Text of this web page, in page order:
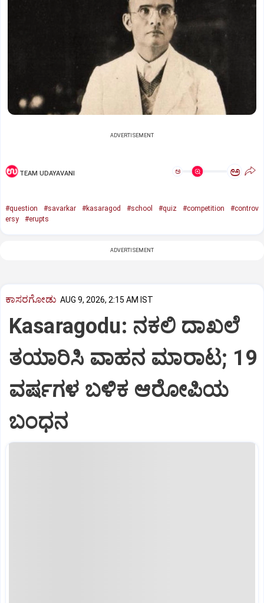
ADVERTISEMENT
TEAM UDAYAVANI ಅ ಅ
#question #savarkar #kasaragod #school #quiz #competition
#controv
ersy
#erupts
ADVERTISEMENT
ಕಾಸರಗೋಡು AUG 9, 2026, 2:15 AM IST
Kasaragodu: ನಕಲಿ ದಾಖಲೆ
ತಯಾರಿಸಿ ವಾಹನ ಮಾರಾಟ; 19
ವರ್ಷಗಳ ಬಳಿಕ ಆರೋಪಿಯ
ಬಂಧನ